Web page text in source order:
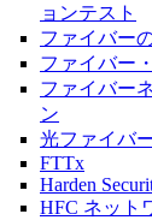
ョンテスト
ファイバー
ファイバー
ファイバー
ン
光ファイバ
FTTx
Harden
HFC ネット